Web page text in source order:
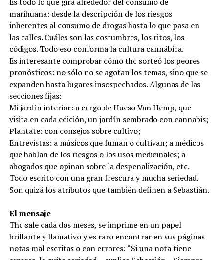
marihuana: desde la descripción de los riesgos
inherentes al consumo de drogas hasta lo que pasa en
las calles. Cuáles son las costumbres, los ritos, los
códigos. Todo eso conforma la cultura cannábica.
Es interesante comprobar cómo thc sorteó los peores
pronósticos: no sólo no se agotan los temas, sino que se
expanden hasta lugares insospechados. Algunas de las
secciones fijas:
Mi jardín interior: a cargo de Hueso Van Hemp, que
visita en cada edición, un jardín sembrado con cannabis;
Plantate: con consejos sobre cultivo;
Entrevistas: a músicos que fuman o cultivan; a médicos
que hablan de los riesgos o los usos medicinales; a
abogados que opinan sobre la despenalización, etc.
Todo escrito con una gran frescura y mucha seriedad.
Son quizá los atributos que también definen a Sebastián.
El mensaje
Thc sale cada dos meses, se imprime en un papel
brillante y llamativo y es raro encontrar en sus páginas
notas mal escritas o con errores: “Si una nota tiene